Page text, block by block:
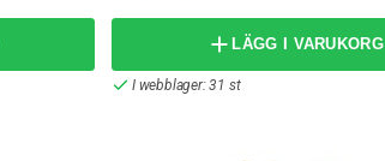
LÄGG I VARUKORG
I webblager: 31 st